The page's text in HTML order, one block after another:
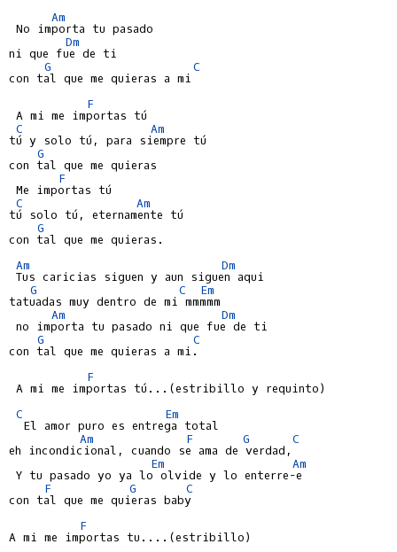
Am
No importa tu pasado
Dm
ni que fue de ti
G
C
con tal que me quieras a mi
F
A mi me importas tú
C
Am
tú y solo tú, para siempre tú
G
con tal que me quieras
F
Me importas tú
C
Am
tú solo tú, eternamente tú
G
con tal que me quieras.
Am
Dm
Tus caricias siguen y aun siguen aqui
G
C
Em
tatuadas muy dentro de mi mmmmm
Am
Dm
no importa tu pasado ni que fue de ti
G
C
con tal que me quieras a mi.
F
A mi me importas tú...(estribillo y requinto)
C
Em
  El amor puro es entrega total
Am
F G
C
eh incondicional, cuando se ama de verdad,
Em
Am
Y tu pasado yo ya lo olvide y lo enterre-e
F
G
C
con tal que me quieras baby
F
A mi me importas tu....(estribillo)